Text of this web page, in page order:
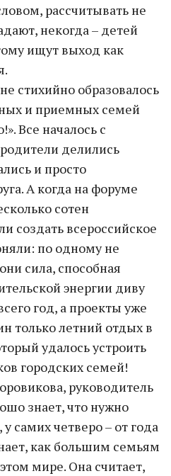
рассчитывать не
некогда – детей
ищут выход как
стихийно образовалось
и приемных семей
Все началось с
делились
и просто
А когда на форуме
сотен
создать всероссийское
по одному не
сила, способная
энергии диву
год, а проекты уже
только летний отдых в
удалось устроить
городских семей!
руководитель
знает, что нужно
самих четверо – от года
как большим семьям
мире. Она считает,